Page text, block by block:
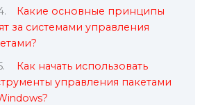
Какие основные принципы
за системами управления
Как начать использовать
управления пакетами